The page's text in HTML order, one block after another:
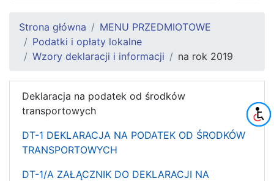
Strona główna
MENU PRZEDMIOTOWE
Podatki i opłaty lokalne
Wzory deklaracji i informacji
na rok 2019
Deklaracja na podatek od środków
transportowych
DT-1 DEKLARACJA NA PODATEK OD ŚRODKÓW
TRANSPORTOWYCH
DT-1/A ZAŁĄCZNIK DO DEKLARACJI NA